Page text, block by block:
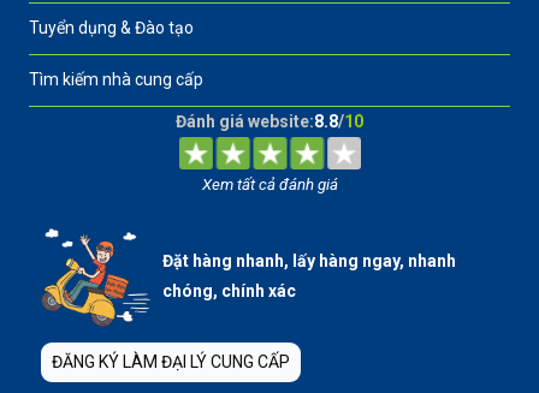
Tuyển dụng & Đào tạo
Tìm kiếm nhà cung cấp
Đánh giá website:8.8/10
Xem tất cả đánh giá
Đặt hàng nhanh, lấy hàng ngay, nhanh
chóng, chính xác
ĐĂNG KÝ LÀM ĐẠI LÝ CUNG CẤP